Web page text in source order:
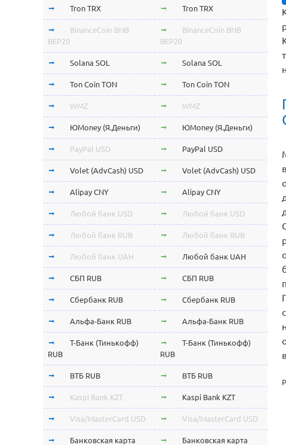
Tron TRX Tron TRX
BinanceCoin BNB
BEP20
BinanceCoin BNB
BEP20
Solana SOL Solana SOL
Ton Coin TON Ton Coin TON
WMZ WMZ
ЮMoney (Я.Деньги) ЮMoney (Я.Деньги)
PayPal USD PayPal USD
Volet (AdvCash) USD Volet (AdvCash) USD
Alipay CNY Alipay CNY
Любой банк USD Любой банк USD
Любой банк RUB Любой банк RUB
Любой банк UAH Любой банк UAH
СБП RUB СБП RUB
Сбербанк RUB Сбербанк RUB
Альфа-Банк RUB Альфа-Банк RUB
Т-Банк (Тинькофф)
RUB
Т-Банк (Тинькофф)
RUB
ВТБ RUB ВТБ RUB
Kaspi Bank KZT Kaspi Bank KZT
Visa/MasterCard USD Visa/MasterCard USD
Банковская карта
Банковская карта